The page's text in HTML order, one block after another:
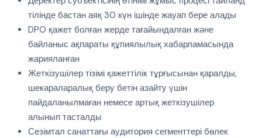
тілінде бастан аяқ 30 күн ішінде жауап бере алады
DPO қажет болған жерде тағайындалған және
байланыс ақпараты құпиялылық хабарламасында
жарияланған
Жеткізушілер тізімі қажеттілік тұрғысынан қаралды,
шекараларалық беру бетін азайту үшін
пайдаланылмаған немесе артық жеткізушілер
алынып тасталды
Сезімтал санаттағы аудитория сегменттері бөлек